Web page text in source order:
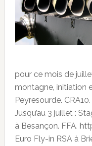
pour ce mois de
montagne, initiation
Peyresourde.
Jusqu’au 3 juillet :
à Besançon. FFA.
Euro Fly-in RSA à